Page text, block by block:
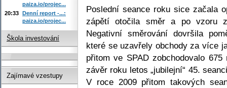
Poslední seance roku sice začala
zápětí otočila směr a po vzoru
Negativní směrování dovršila
které se uzavřely obchody za více
přitom ve SPAD zobchodovalo
závěr roku letos „jubilejní“ 45.
V roce 2009 přitom takových
paiza.io/projec...
20:33 Denní report -...:
paiza.io/projec...
Škola investování
Zajímavé vzestupy